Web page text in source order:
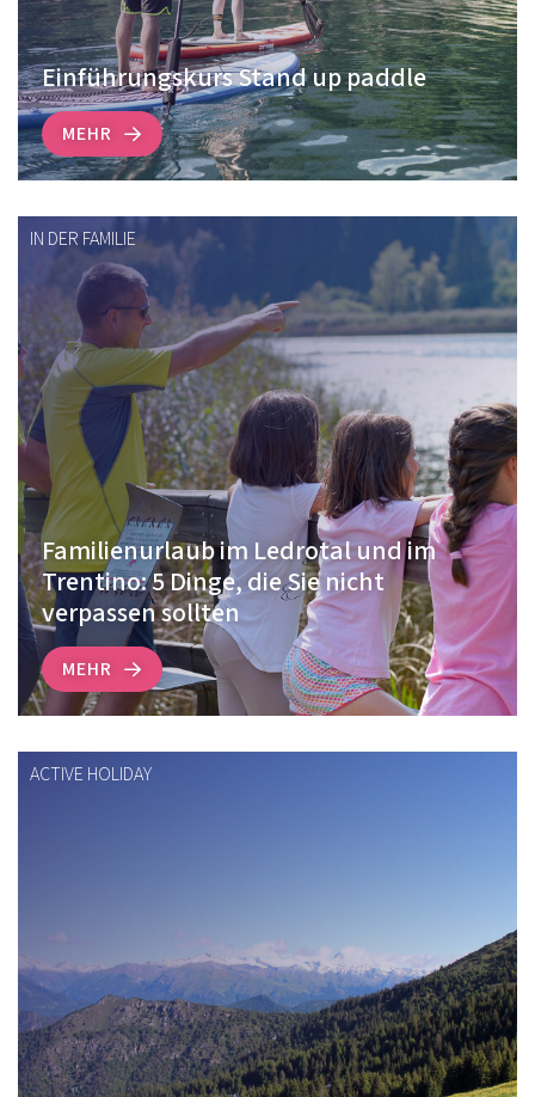
Einführungskurs Stand up paddle
MEHR
IN DER FAMILIE
Familienurlaub im Ledrotal und im
Trentino: 5 Dinge, die Sie nicht
verpassen sollten
MEHR
ACTIVE HOLIDAY